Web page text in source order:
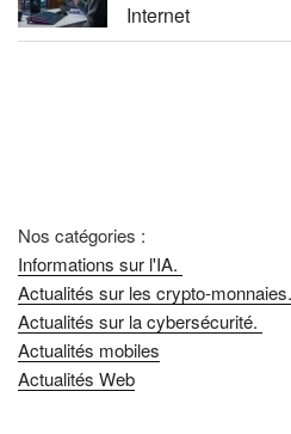
Internet
Nos catégories :
Informations sur l'IA.
Actualités sur les crypto-monnaies.
Actualités sur la cybersécurité.
Actualités mobiles
Actualités Web